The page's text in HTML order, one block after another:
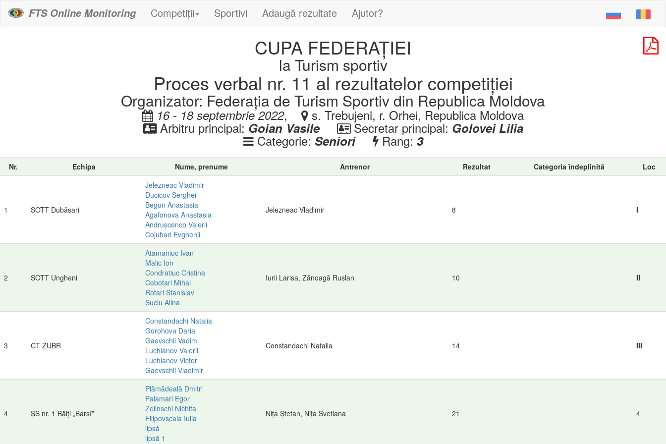
FTS Online Monitoring Competiții Sportivi Adaugă rezultate Ajutor?
CUPA FEDERAȚIEI
la Turism sportiv
Proces verbal nr. 11 al rezultatelor competiției
Organizator: Federația de Turism Sportiv din Republica Moldova
16 - 18 septembrie 2022, s. Trebujeni, r. Orhei, Republica Moldova
Arbitru principal: Goian Vasile Secretar principal: Golovei Lilia
Categorie: Seniori Rang: 3
Nr. Echipa Nume, prenume Antrenor Rezultat Categoria îndeplinită Loc
1 SOTT Dubăsari
Jelezneac Vladimir
Ducicov Serghei
Begun Anastasia
Agafonova Anastasia
Andrușcenco Valerii
Cojuhari Evghenii
Jelezneac Vladimir 8 I
2 SOTT Ungheni
Atamaniuc Ivan
Malic Ion
Condratiuc Cristina
Cebotari Mihai
Rotari Stanislav
Suciu Alina
Iurii Larisa, Zănoagă Ruslan 10 II
3 CT ZUBR
Constandachi Natalia
Gorohova Daria
Gaevschii Vadim
Luchianov Valerii
Luchianov Victor
Gaevschii Vladimir
Constandachi Natalia 14 III
4 ȘS nr. 1 Bălți „Barsî”
Plămădeală Dmitri
Palamari Egor
Zelinschi Nichita
Filipovscaia Iulia
lipsă
lipsă 1
Nița Ștefan, Nița Svetlana 21 4